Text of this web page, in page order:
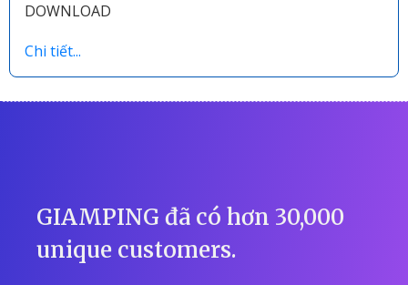
DOWNLOAD
Chi tiết...
GIAMPING đã có hơn 30,000
unique customers.